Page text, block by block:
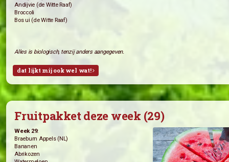
Week 29:
Paksoi (’t Vreebroek)
Regenboog bospeen (’t Vreebroek)
Rode Bieten (de Witte Raaf)
Week 28:
Tuinbonen (’t Vreebroek)
Little Gem (’t Vreebroek)
Courgette (’t Vreebroek)
Andijvie (de Witte Raaf)
Broccoli
Bos ui (de Witte Raaf)